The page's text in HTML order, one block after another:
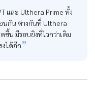
และ Ulthera Prime ทั้ง
นกัน ต่างกันที่ Ulthera
ขึ้น มีรอบยิงที่ไวกว่าเดิม
ได้อีก